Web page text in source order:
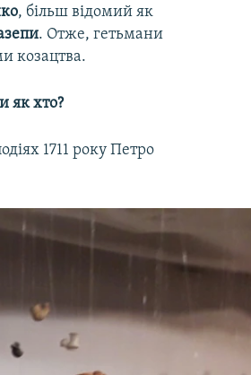
, більш відомий як
. Отже, гетьмани
козацтва.
як хто?
1711 року Петро